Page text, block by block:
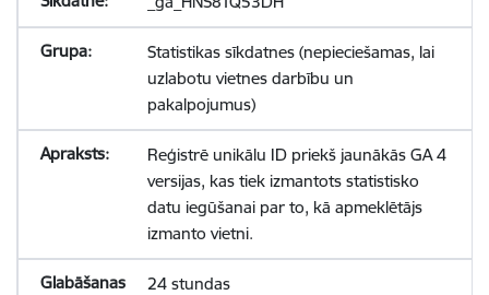
Statistikas sīkdatnes (nepieciešamas, lai
uzlabotu vietnes darbību un
pakalpojumus)
Reģistrē unikālu ID priekš jaunākās GA 4
versijas, kas tiek izmantots statistisko
datu iegūšanai par to, kā apmeklētājs
izmanto vietni.
24 stundas